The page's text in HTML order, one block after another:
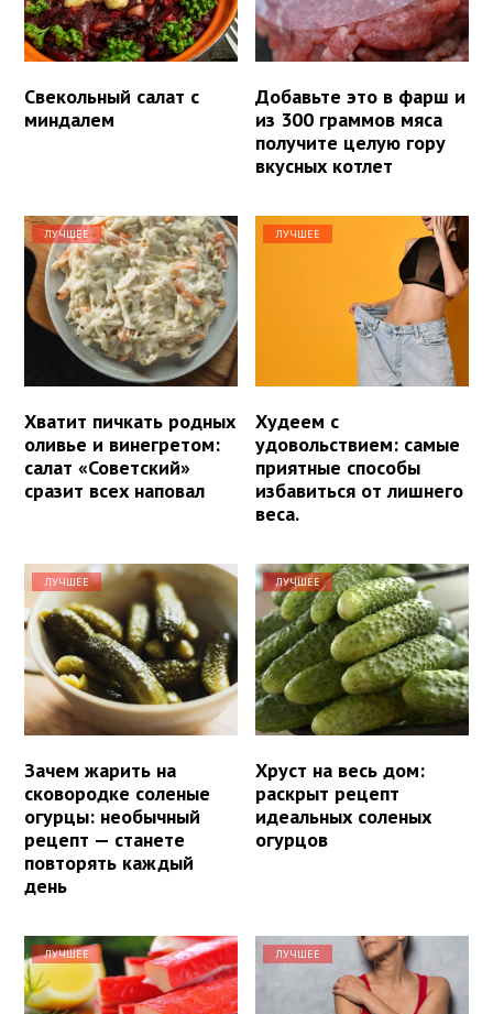
Свекольный салат с
миндалем
Добавьте это в фарш и
из 300 граммов мяса
получите целую гору
вкусных котлет
ЛУЧШЕЕ
Хватит пичкать родных
оливье и винегретом:
салат «Советский»
сразит всех наповал
ЛУЧШЕЕ
Худеем с
удовольствием: самые
приятные способы
избавиться от лишнего
веса.
ЛУЧШЕЕ
Зачем жарить на
сковородке соленые
огурцы: необычный
рецепт — станете
повторять каждый
день
ЛУЧШЕЕ
Хруст на весь дом:
раскрыт рецепт
идеальных соленых
огурцов
ЛУЧШЕЕ ЛУЧШЕЕ